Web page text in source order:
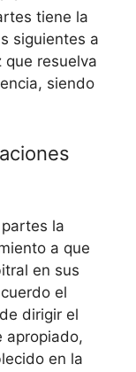
tiene la
siguientes a
resuelva
siendo
la
a que
en sus
el
dirigir el
apropiado,
en la